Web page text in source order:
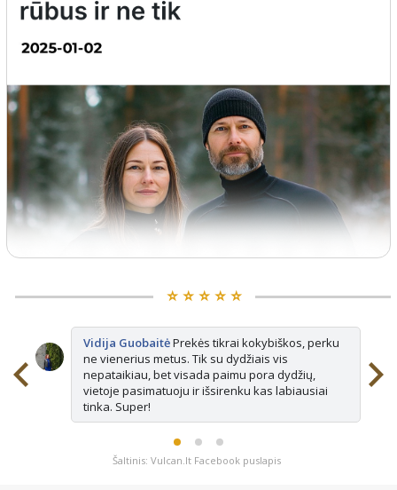
⭐️ ⭐️ ⭐️ ⭐️ ⭐️
Vidija GuobaitėPrekės tikrai kokybiškos, perku
ne vienerius metus. Tik su dydžiais vis
nepataikiau, bet visada paimu pora dydžių,
vietoje pasimatuoju ir išsirenku kas labiausiai
tinka. Super!
Šaltinis: Vulcan.lt Facebook puslapis